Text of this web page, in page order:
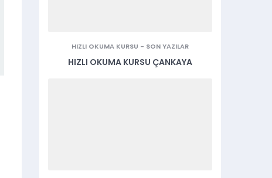
HIZLI OKUMA KURSU - SON YAZILAR
HIZLI OKUMA KURSU ÇANKAYA